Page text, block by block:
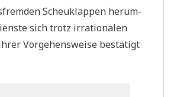
Scheu­klap­pen her­um­
sich trotz irra­tio­na­len
Vor­ge­hens­wei­se bestä­tigt